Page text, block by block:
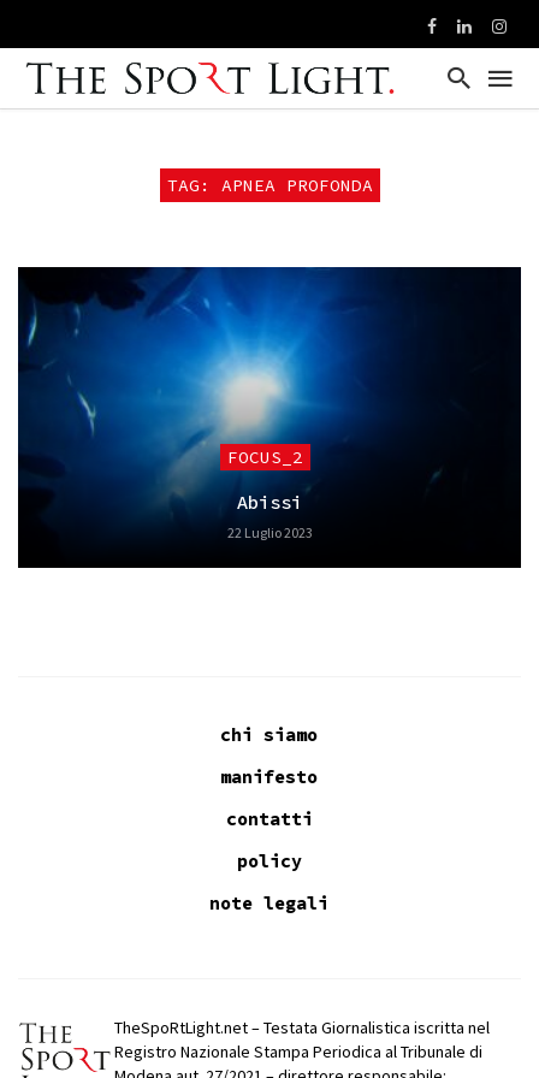
TAG: APNEA PROFONDA
FOCUS_2
Abissi
22 Luglio 2023
chi siamo
manifesto
contatti
policy
note legali
TheSpoRtLight.net – Testata Giornalistica iscritta nel
Registro Nazionale Stampa Periodica al Tribunale di